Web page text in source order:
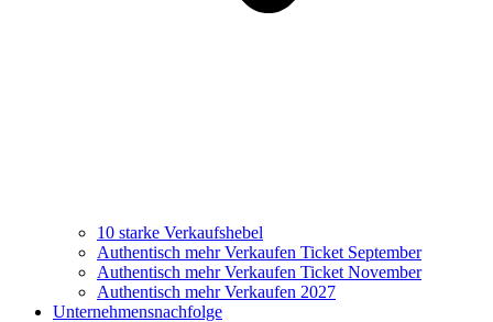
10 starke Verkaufshebel
Authentisch mehr Verkaufen Ticket September
Authentisch mehr Verkaufen Ticket November
Authentisch mehr Verkaufen 2027
Unternehmensnachfolge